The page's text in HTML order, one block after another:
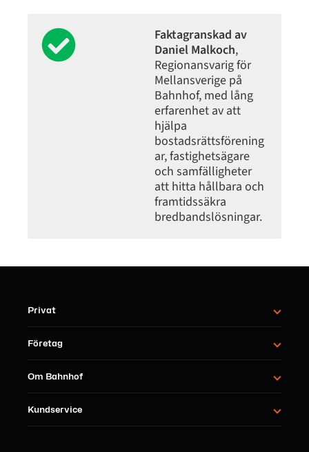
Faktagranskad av
Daniel Malkoch,
Regionansvarig för
Mellansverige på
Bahnhof, med lång
erfarenhet av att
hjälpa
bostadsrättsförening
ar, fastighetsägare
och samfälligheter
att hitta hållbara och
framtidssäkra
bredbandslösningar.
Privat
Företag
Om Bahnhof
Kundservice